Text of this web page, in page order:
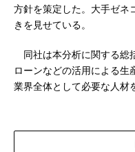
方針を策定した。大手ゼネ
きを見せている。
同社は本分析に関する総
ローンなどの活用による生
業界全体として必要な人材